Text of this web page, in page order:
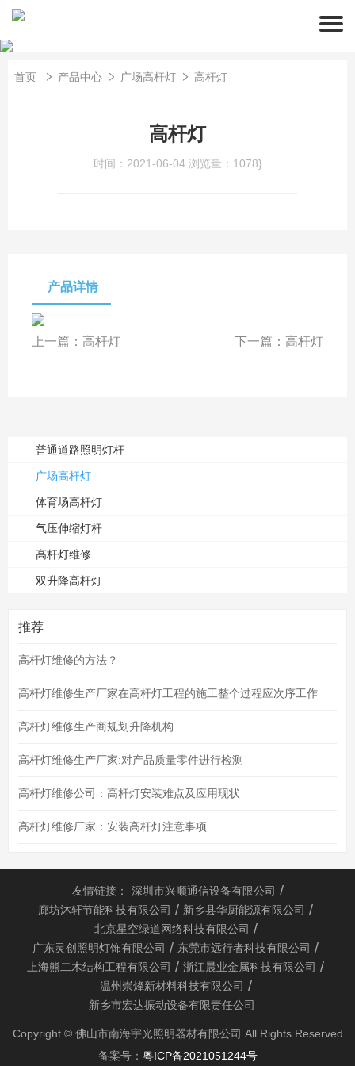
首页 产品中心 广场高杆灯 高杆灯
高杆灯
时间：2021-06-04 浏览量：1078}
产品详情
上一篇： 高杆灯 下一篇： 高杆灯
普通道路照明灯杆
广场高杆灯
体育场高杆灯
气压伸缩灯杆
高杆灯维修
双升降高杆灯
推荐
高杆灯维修的方法？
高杆灯维修生产厂家在高杆灯工程的施工整个过程应次序工作
高杆灯维修生产商规划升降机构
高杆灯维修生产厂家:对产品质量零件进行检测
高杆灯维修公司：高杆灯安装难点及应用现状
高杆灯维修厂家：安装高杆灯注意事项
友情链接：
深圳市兴顺通信设备有限公司
廊坊沐轩节能科技有限公司
新乡县华厨能源有限公司
北京星空绿道网络科技有限公司
广东灵创照明灯饰有限公司
东莞市远行者科技有限公司
上海熊二木结构工程有限公司
浙江晨业金属科技有限公司
温州崇烽新材料科技有限公司
新乡市宏达振动设备有限责任公司
Copyright © 佛山市南海宇光照明器材有限公司 All Rights Reserved
备案号： 粤ICP备2021051244号